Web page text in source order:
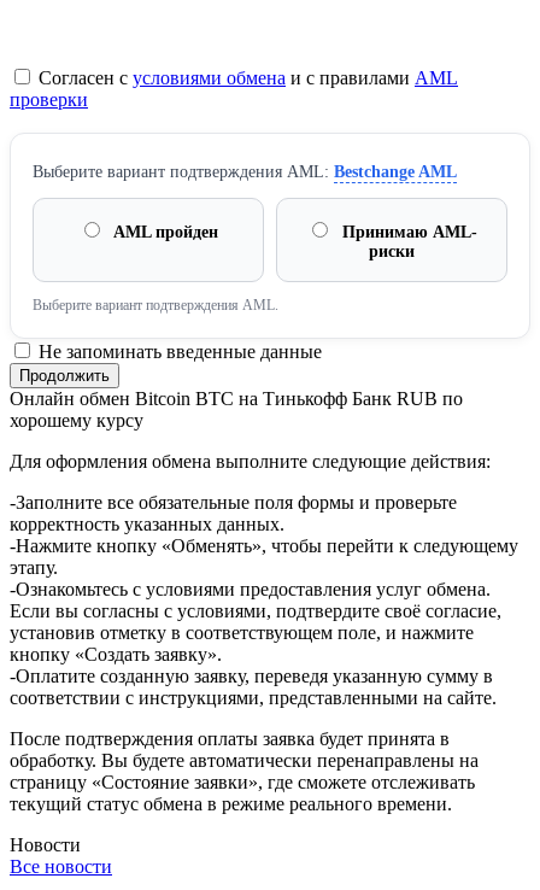
Согласен с условиями обмена и с правилами AML
проверки
Выберите вариант подтверждения AML: Bestchange AML
AML пройден
Принимаю AML-
риски
Выберите вариант подтверждения AML.
Не запоминать введенные данные
Онлайн обмен Bitcoin BTC на Тинькофф Банк RUB по
хорошему курсу
Для оформления обмена выполните следующие действия:
-Заполните все обязательные поля формы и проверьте
корректность указанных данных.
-Нажмите кнопку «Обменять», чтобы перейти к следующему
этапу.
-Ознакомьтесь с условиями предоставления услуг обмена.
Если вы согласны с условиями, подтвердите своё согласие,
установив отметку в соответствующем поле, и нажмите
кнопку «Создать заявку».
-Оплатите созданную заявку, переведя указанную сумму в
соответствии с инструкциями, представленными на сайте.
После подтверждения оплаты заявка будет принята в
обработку. Вы будете автоматически перенаправлены на
страницу «Состояние заявки», где сможете отслеживать
текущий статус обмена в режиме реального времени.
Новости
Все новости